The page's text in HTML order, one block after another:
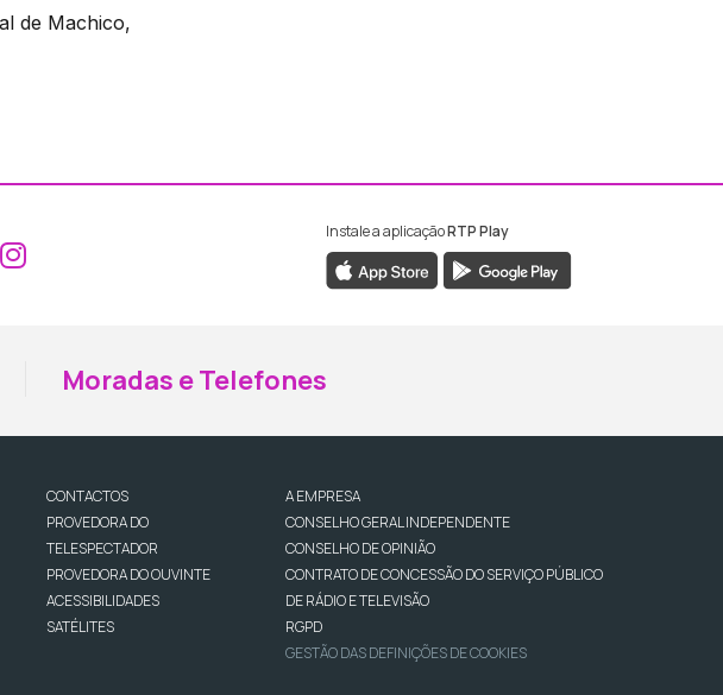
de Machico,
ao Facebook da RTP Madeira
Aceder ao Instagram da RTP Madeira
Instale a aplicaçãoRTP Play
Moradas e Telefones
CONTACTOS
PROVEDORA DO
TELESPECTADOR
PROVEDORA DO OUVINTE
ACESSIBILIDADES
SATÉLITES
A EMPRESA
CONSELHO GERAL INDEPENDENTE
CONSELHO DE OPINIÃO
CONTRATO DE CONCESSÃO DO SERVIÇO PÚBLICO
DE RÁDIO E TELEVISÃO
RGPD
GESTÃO DAS DEFINIÇÕES DE COOKIES